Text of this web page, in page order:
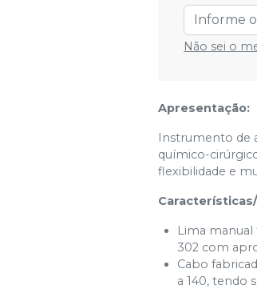
Cód.5581
Não sei o
Apresentação:
Instrumento de
químico-
flexibilidade e
Lima manual
302 com
Cabo
a 140, tendo